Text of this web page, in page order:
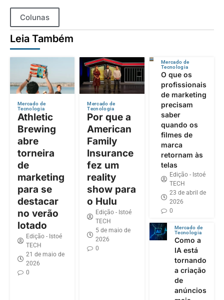
Colunas
Leia Também
Mercado de
Tecnologia
Athletic
Brewing
abre
torneira
de
marketing
para se
destacar
no verão
lotado
Edição - Istoé
TECH
21 de maio de
2026
0
Mercado de
Tecnologia
Por que a
American
Family
Insurance
fez um
reality
show para
o Hulu
Edição - Istoé
TECH
5 de maio de
2026
0
Mercado de
Tecnologia
O que os
profissionais
de marketing
precisam
saber
quando os
filmes de
marca
retornam às
telas
Edição - Istoé
TECH
23 de abril de
2026
0
Mercado de
Tecnologia
Como a
IA está
tornando
a criação
de
anúncios